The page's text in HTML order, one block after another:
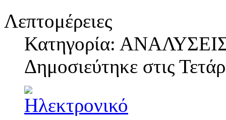
Λεπτομέρειες
Κατηγορία:
Δημοσιεύτηκε στις